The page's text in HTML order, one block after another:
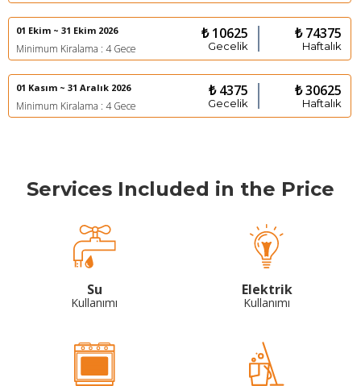
01 Ekim ~ 31 Ekim 2026
Minimum Kiralama : 4 Gece
₺ 10625
Gecelik
₺ 74375
Haftalık
01 Kasım ~ 31 Aralık 2026
Minimum Kiralama : 4 Gece
₺ 4375
Gecelik
₺ 30625
Haftalık
Services Included in the Price
Su
Kullanımı
Elektrik
Kullanımı